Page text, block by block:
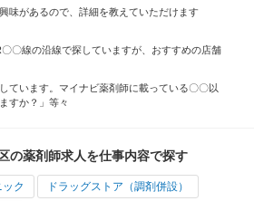
味があるので、詳細を教えていただけます
〇〇線の沿線で探していますが、おすすめの店舗
ています。マイナビ薬剤師に載っている〇〇以
すか？」等々
の薬剤師求人を仕事内容で探す
ク ドラッグストア（調剤併設）